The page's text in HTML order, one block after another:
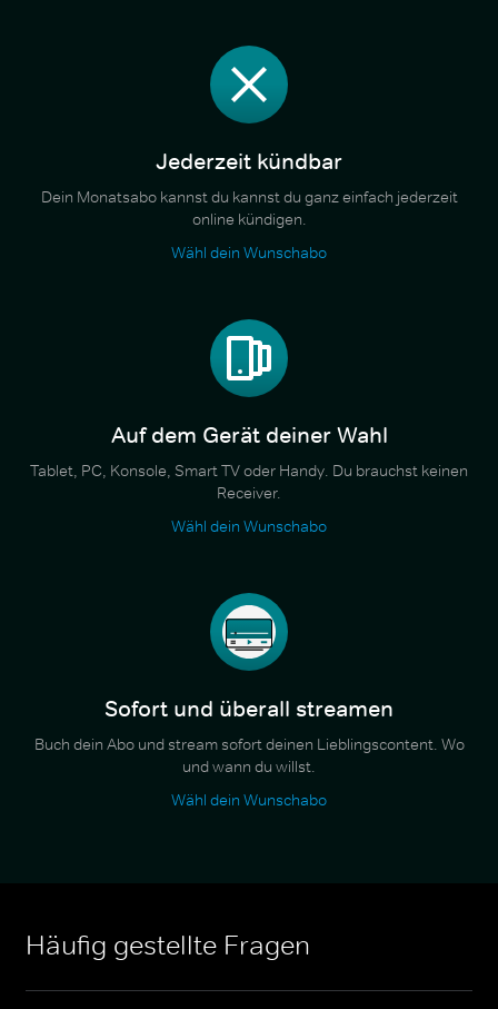
Jederzeit kündbar
Dein Monatsabo kannst du kannst du ganz einfach jederzeit
online kündigen.
Wähl dein Wunschabo
Auf dem Gerät deiner Wahl
Tablet, PC, Konsole, Smart TV oder Handy. Du brauchst keinen
Receiver.
Wähl dein Wunschabo
Sofort und überall streamen
Buch dein Abo und stream sofort deinen Lieblingscontent. Wo
und wann du willst.
Wähl dein Wunschabo
Häufig gestellte Fragen